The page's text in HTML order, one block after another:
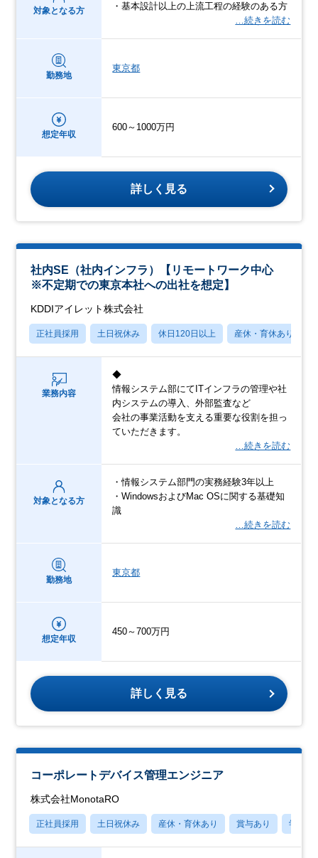
対象となる方
・基本設計以上の上流工程の経験のある方
…続きを読む
勤務地
東京都
想定年収
600～1000万円
詳しく見る
社内SE（社内インフラ）【リモートワーク中心
※不定期での東京本社への出社を想定】
KDDIアイレット株式会社
正社員採用 土日祝休み 休日120日以上 産休・育休あり
業務内容
◆
情報システム部にてITインフラの管理や社
内システムの導入、外部監査など
会社の事業活動を支える重要な役割を担っ
ていただきます。
…続きを読む
対象となる方
・情報システム部門の実務経験3年以上
・WindowsおよびMac OSに関する基礎知
識
…続きを読む
勤務地
東京都
想定年収
450～700万円
詳しく見る
コーポレートデバイス管理エンジニア
株式会社MonotaRO
正社員採用 土日祝休み 産休・育休あり 賞与あり 学歴不